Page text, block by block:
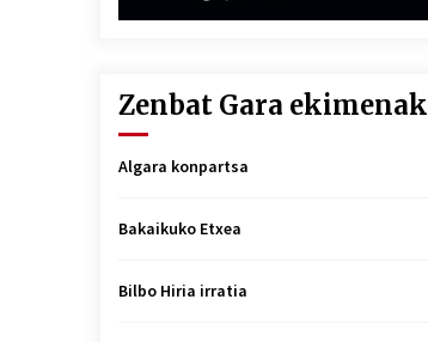
Zenbat Gara ekimenak
Algara konpartsa
Bakaikuko Etxea
Bilbo Hiria irratia